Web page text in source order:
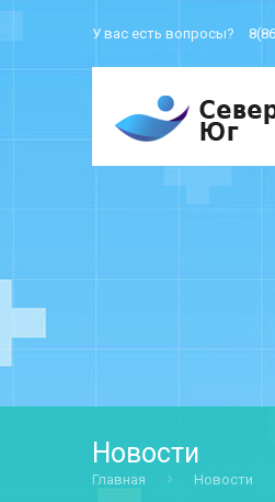
У вас есть вопросы?
Новости
Главная Новости